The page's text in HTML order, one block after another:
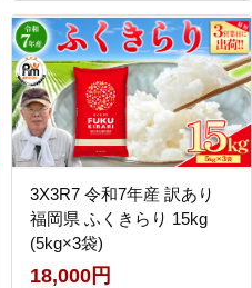
3X3R7 令和7年産 訳あり
福岡県 ふくきらり 15kg
(5kg×3袋)
18,000円